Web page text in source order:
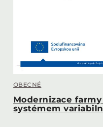
OBECNÉ
Modernizace
systémem